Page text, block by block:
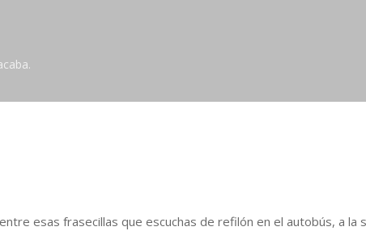
esas frasecillas que escuchas de refilón en el autobús, a la